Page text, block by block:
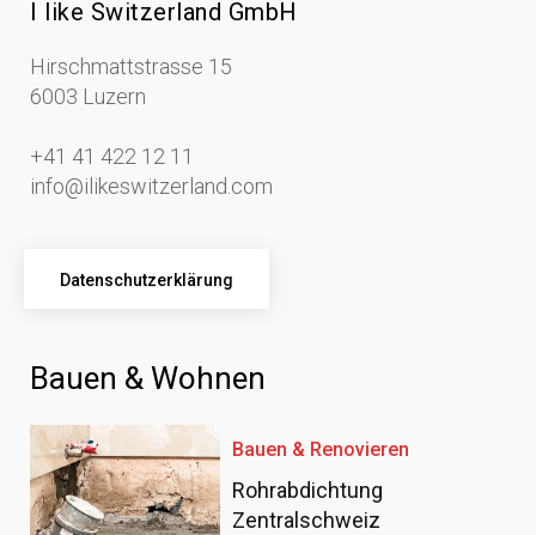
I like Switzerland GmbH
Hirschmattstrasse 15
6003 Luzern
+41 41 422 12 11
info@ilikeswitzerland.com
Datenschutzerklärung
Bauen & Wohnen
Bauen & Renovieren
Rohrabdichtung
Zentralschweiz